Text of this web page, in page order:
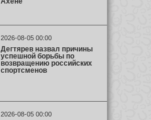
2026-08-05 00:00
Дегтярев назвал причины
успешной борьбы по
возвращению российских
спортсменов
2026-08-05 00:00